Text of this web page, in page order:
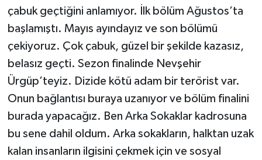
çabuk geçtiğini anlamıyor. İlk bölüm Ağustos’ta
başlamıştı. Mayıs ayındayız ve son bölümü
çekiyoruz. Çok çabuk, güzel bir şekilde kazasız,
belasız geçti. Sezon finalinde Nevşehir
Ürgüp’teyiz. Dizide kötü adam bir terörist var.
Onun bağlantısı buraya uzanıyor ve bölüm finalini
burada yapacağız. Ben Arka Sokaklar kadrosuna
bu sene dahil oldum. Arka sokakların, halktan uzak
kalan insanların ilgisini çekmek için ve sosyal